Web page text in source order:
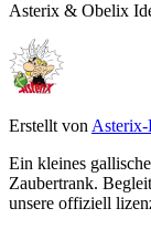
Asterix & Obelix
Erstellt von
Ein kleines
Zaubertrank.
unsere offiziell